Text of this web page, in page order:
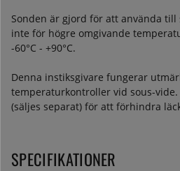
Sonden är gjord för att använda
inte för högre omgivande
-60°C - +90°C.
Denna instiksgivare fungerar
temperaturkontroller vid sous-vide.
(säljes separat) för att förhindra
SPECIFIKATIONER